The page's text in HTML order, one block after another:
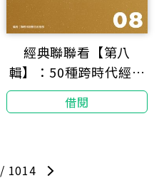
經典聯聯看【第八
輯】：50種跨時代經典
名家導讀
借閱
/ 1014